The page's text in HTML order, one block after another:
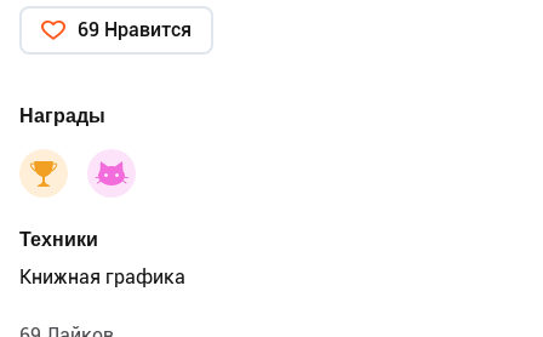
69 Нравится
Награды
Техники
Книжная графика